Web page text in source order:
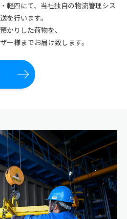
軽四にて、当社独自の物流管理シス
を行います。
かりした荷物を、
ー様までお届け致します。